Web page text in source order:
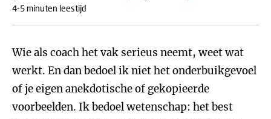
4-5 minuten leestijd
Wie als coach het vak serieus neemt, weet wat
werkt. En dan bedoel ik niet het onderbuikgevoel
of je eigen anekdotische of gekopieerde
voorbeelden. Ik bedoel wetenschap: het best